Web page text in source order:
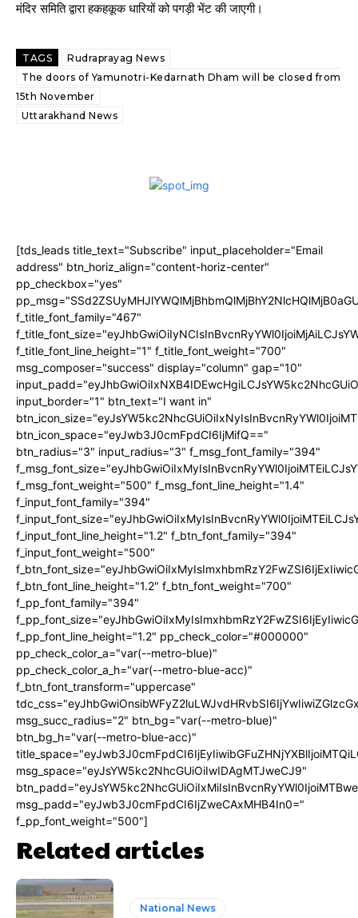
मंदिर समिति द्वारा हकहकूक धारियों को पगड़ी भेंट की जाएगी।
TAGS
Rudraprayag News
The doors of Yamunotri-Kedarnath Dham will be closed from
15th November
Uttarakhand News
[tds_leads title_text="Subscribe" input_placeholder="Email
address" btn_horiz_align="content-horiz-center"
pp_checkbox="yes"
f_title_font_family="467"
f_title_font_line_height="1" f_title_font_weight="700"
msg_composer="success" display="column" gap="10"
input_border="1" btn_text="I want in"
btn_icon_space="eyJwb3J0cmFpdCI6IjMifQ=="
btn_radius="3" input_radius="3" f_msg_font_family="394"
f_msg_font_weight="500" f_msg_font_line_height="1.4"
f_input_font_family="394"
f_input_font_line_height="1.2" f_btn_font_family="394"
f_input_font_weight="500"
f_btn_font_line_height="1.2" f_btn_font_weight="700"
f_pp_font_family="394"
f_pp_font_line_height="1.2" pp_check_color="#000000"
pp_check_color_a="var(--metro-blue)"
pp_check_color_a_h="var(--metro-blue-acc)"
f_btn_font_transform="uppercase"
msg_succ_radius="2" btn_bg="var(--metro-blue)"
btn_bg_h="var(--metro-blue-acc)"
msg_space="eyJsYW5kc2NhcGUiOiIwIDAgMTJweCJ9"
msg_padd="eyJwb3J0cmFpdCI6IjZweCAxMHB4In0="
f_pp_font_weight="500"]
Related articles
National News